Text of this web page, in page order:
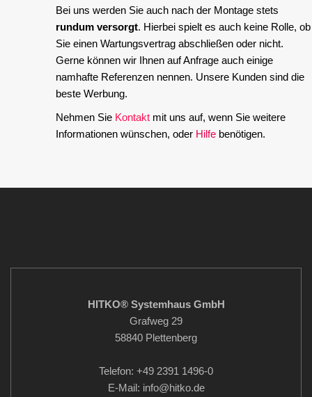
Bei uns werden Sie auch nach der Montage stets
rundum versorgt. Hierbei spielt es auch keine Rolle, ob
Sie einen Wartungsvertrag abschließen oder nicht.
Gerne können wir Ihnen auf Anfrage auch einige
namhafte Referenzen nennen. Unsere Kunden sind die
beste Werbung.
Nehmen Sie Kontakt mit uns auf, wenn Sie weitere
Informationen wünschen, oder Hilfe benötigen.
HITKO® Systemhaus GmbH
Grafweg 29
58840 Plettenberg
Telefon: +49 2391 1496-0
E-Mail: info@hitko.de